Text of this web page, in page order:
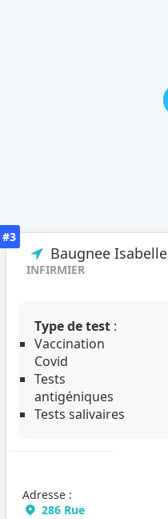
#3
Baugnee Isabelle
INFIRMIER
Type de test :
Vaccination
Covid
Tests
antigéniques
Tests salivaires
Adresse :
286 Rue